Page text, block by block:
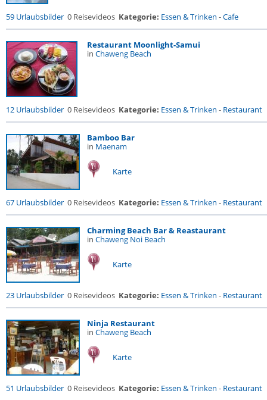
59 Urlaubsbilder 0 Reisevideos Kategorie: Essen & Trinken -Cafe
Restaurant Moonlight-Samui
in Chaweng Beach
12 Urlaubsbilder 0 Reisevideos Kategorie: Essen & Trinken - Restaurant
Bamboo Bar
in Maenam
Karte
67 Urlaubsbilder 0 Reisevideos Kategorie: Essen & Trinken - Restaurant
Charming Beach Bar & Reastaurant
in Chaweng Noi Beach
Karte
23 Urlaubsbilder 0 Reisevideos Kategorie: Essen & Trinken - Restaurant
Ninja Restaurant
in Chaweng Beach
Karte
51 Urlaubsbilder 0 Reisevideos Kategorie: Essen & Trinken - Restaurant